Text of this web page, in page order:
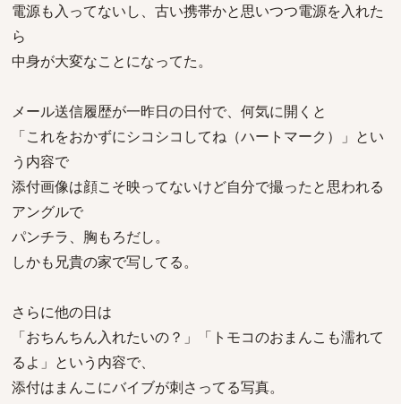
電源も入ってないし、古い携帯かと思いつつ電源を入れた
ら
中身が大変なことになってた。
メール送信履歴が一昨日の日付で、何気に開くと
「これをおかずにシコシコしてね（ハートマーク）」とい
う内容で
添付画像は顔こそ映ってないけど自分で撮ったと思われる
アングルで
パンチラ、胸もろだし。
しかも兄貴の家で写してる。
さらに他の日は
「おちんちん入れたいの？」「トモコのおまんこも濡れて
るよ」という内容で、
添付はまんこにバイブが刺さってる写真。